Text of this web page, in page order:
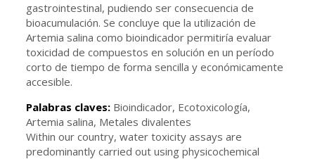
gastrointestinal, pudiendo ser consecuencia de
bioacumulación. Se concluye que la utilización de
Artemia salina como bioindicador permitiría evaluar
toxicidad de compuestos en solución en un período
corto de tiempo de forma sencilla y económicamente
accesible.
Palabras claves: Bioindicador, Ecotoxicología,
Artemia salina, Metales divalentes
Within our country, water toxicity assays are
predominantly carried out using physicochemical